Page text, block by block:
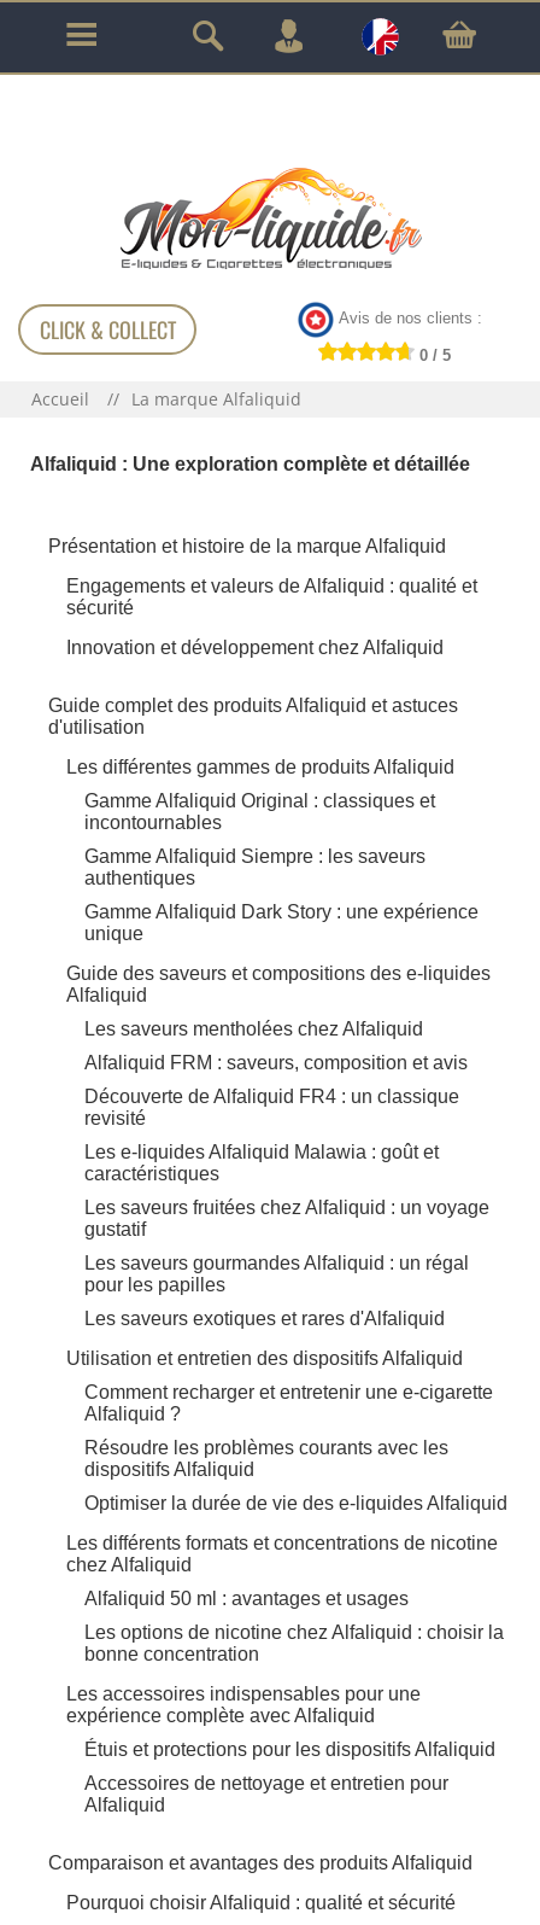
GARANTIE À VIE SUR TOUT LE MATÉRIEL
!!!
CLICK & COLLECT Avis de nos clients :
0 / 5
Accueil La marque Alfaliquid
Alfaliquid : Une exploration complète et détaillée
Présentation et histoire de la marque Alfaliquid
Engagements et valeurs de Alfaliquid : qualité et
sécurité
Innovation et développement chez Alfaliquid
Guide complet des produits Alfaliquid et astuces
d'utilisation
Les différentes gammes de produits Alfaliquid
Gamme Alfaliquid Original : classiques et
incontournables
Gamme Alfaliquid Siempre : les saveurs
authentiques
Gamme Alfaliquid Dark Story : une expérience
unique
Guide des saveurs et compositions des e-liquides
Alfaliquid
Les saveurs mentholées chez Alfaliquid
Alfaliquid FRM : saveurs, composition et avis
Découverte de Alfaliquid FR4 : un classique
revisité
Les e-liquides Alfaliquid Malawia : goût et
caractéristiques
Les saveurs fruitées chez Alfaliquid : un voyage
gustatif
Les saveurs gourmandes Alfaliquid : un régal
pour les papilles
Les saveurs exotiques et rares d'Alfaliquid
Utilisation et entretien des dispositifs Alfaliquid
Comment recharger et entretenir une e-cigarette
Alfaliquid ?
Résoudre les problèmes courants avec les
dispositifs Alfaliquid
Optimiser la durée de vie des e-liquides Alfaliquid
Les différents formats et concentrations de nicotine
chez Alfaliquid
Alfaliquid 50 ml : avantages et usages
Les options de nicotine chez Alfaliquid : choisir la
bonne concentration
Les accessoires indispensables pour une
expérience complète avec Alfaliquid
Étuis et protections pour les dispositifs Alfaliquid
Accessoires de nettoyage et entretien pour
Alfaliquid
Comparaison et avantages des produits Alfaliquid
Pourquoi choisir Alfaliquid : qualité et sécurité